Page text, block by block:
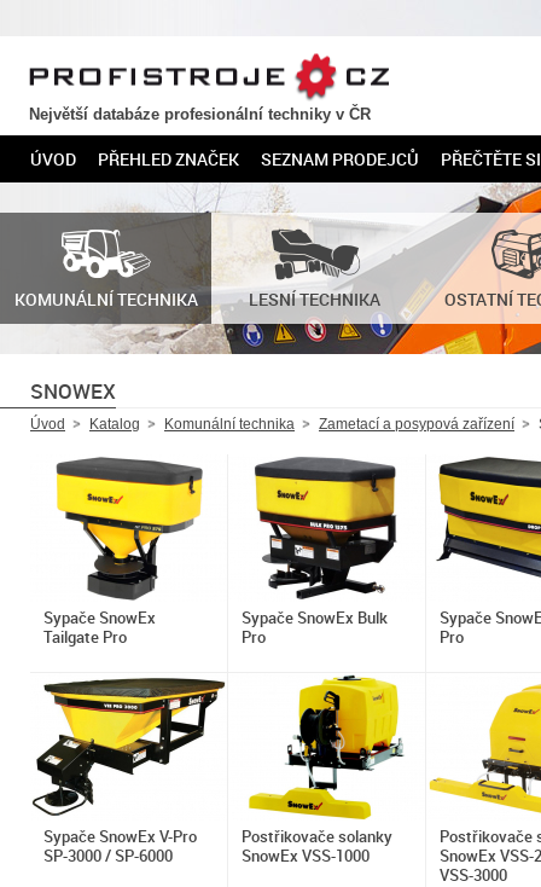
PROFISTROJE.CZ
Největší databáze profesionální techniky v ČR
ÚVOD PŘEHLED ZNAČEK SEZNAM PRODEJCŮ PŘEČTĚTE SI
KOMUNÁLNÍ TECHNIKA LESNÍ TECHNIKA OSTATNÍ
SNOWEX
Úvod Katalog Komunální technika Zametací a posypová zařízení
Sypače SnowEx
Tailgate Pro
Sypače SnowEx Bulk
Pro
Sypače
Pro
Sypače SnowEx V-Pro
SP-3000 / SP-6000
Postřikovače solanky
SnowEx VSS-1000
Postřikovače
SnowEx VSS-
VSS-3000